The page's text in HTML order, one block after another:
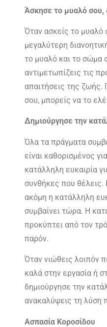
Άσκησε το μυαλό σου,
Όταν ασκείς το μυαλό
μεγαλύτερη
το μυαλό και το σώμα
αντιμετωπίζεις τις
απαιτήσεις της
σου, μπορείς να το
Δημιούργησε την
Όλα τα πράγματα
είναι καθορισμένος
κατάλληλη ευκαιρία
συνθήκες που θέλεις.
ακόμη η κατάλληλη
συμβαίνει τώρα. Η
προκύπτει από τον
παρόν.
Όταν νιώθεις λοιπόν
καλά στην εργασία ή
δημιούργησε την
ανακαλύψεις τη λύση
Ασπασία Κοροσίδου